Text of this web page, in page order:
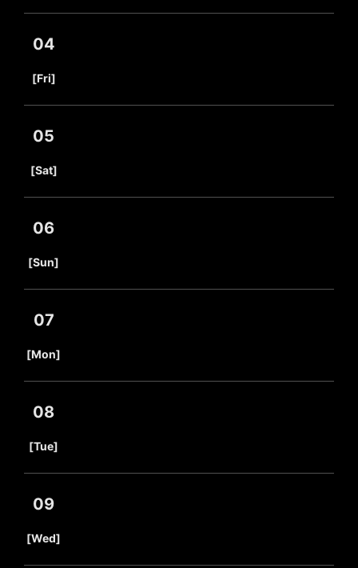
04
[Fri]
05
[Sat]
06
[Sun]
07
[Mon]
08
[Tue]
09
[Wed]